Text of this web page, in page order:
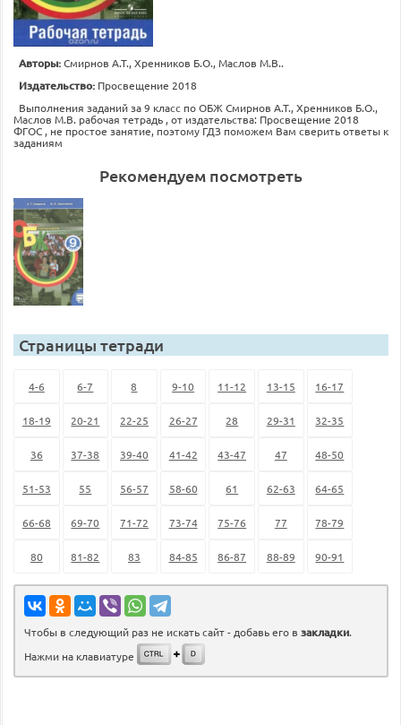
Авторы:Смирнов А.Т., Хренников Б.О., Маслов М.В..
Издательство: Просвещение 2018
Выполнения заданий за 9 класс по ОБЖ Смирнов А.Т., Хренников Б.О.,
Маслов М.В. рабочая тетрадь , от издательства: Просвещение 2018
ФГОС , не простое занятие, поэтому ГДЗ поможем Вам сверить ответы к
заданиям
Рекомендуем посмотреть
Страницы тетради
4-6 6-7 8 9-10 11-12 13-15 16-17
18-19 20-21 22-25 26-27 28 29-31 32-35
36 37-38 39-40 41-42 43-47 47 48-50
51-53 55 56-57 58-60 61 62-63 64-65
66-68 69-70 71-72 73-74 75-76 77 78-79
80 81-82 83 84-85 86-87 88-89 90-91
Чтобы в следующий раз не искать сайт - добавь его в закладки.
Нажми на клавиатуре